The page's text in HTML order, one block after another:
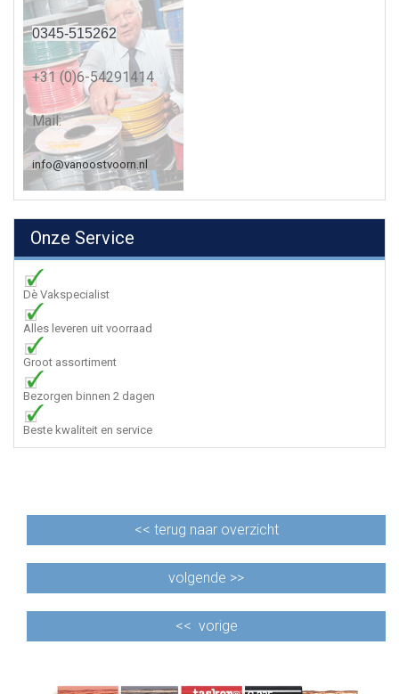
0345-515262
+31 (0)6-54291414
Mail:
info@vanoostvoorn.nl
Onze Service
Dè Vakspecialist
Alles leveren uit voorraad
Groot assortiment
Bezorgen binnen 2 dagen
Beste kwaliteit en service
<< terug naar overzicht
volgende >>
<< vorige